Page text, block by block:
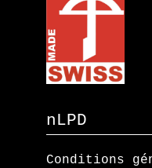
nLPD
Conditions